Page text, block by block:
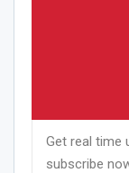
Get real time
subscribe